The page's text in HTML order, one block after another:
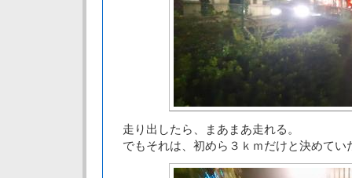
走り出したら、まあまあ走れる。
でもそれは、初めら３ｋｍだけと決めてい